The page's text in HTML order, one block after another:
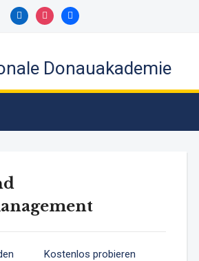
linkedininstagramfacebook
Kostenlos probieren